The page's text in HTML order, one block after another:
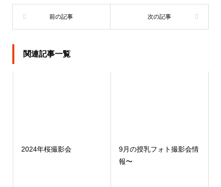
関連記事一覧
2024年桜撮影会
9月の授乳フォト撮影会情
報〜